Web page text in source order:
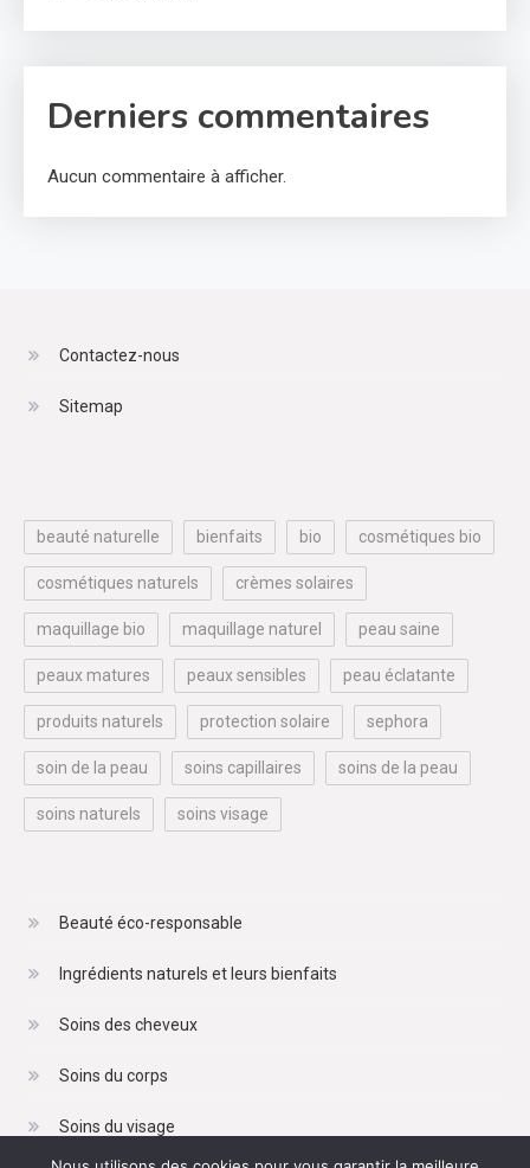
Derniers commentaires
Aucun commentaire à afficher.
Contactez-nous
Sitemap
beauté naturelle bienfaits bio cosmétiques bio
cosmétiques naturels crèmes solaires
maquillage bio maquillage naturel peau saine
peaux matures peaux sensibles peau éclatante
produits naturels protection solaire sephora
soin de la peau soins capillaires soins de la peau
soins naturels soins visage
Beauté éco-responsable
Ingrédients naturels et leurs bienfaits
Soins des cheveux
Soins du corps
Soins du visage